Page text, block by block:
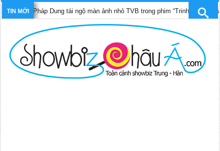
TIN MỚI
Pháp Dung tái ngộ màn ảnh nhỏ TVB trong phim “Trinh sát hình sự 12”